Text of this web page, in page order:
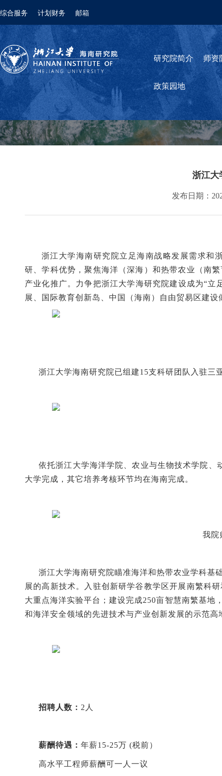
综合服务 计划财务 邮箱
研究院简介 师资
政策园地
浙江大
发布日期：
浙江大学海南研究院立足海南战略发展需求和
研、学科优势，聚焦海洋（深海）和热带农业（南
产业化推广。力争把浙江大学海研究院建设成为“
展、国际教育创新岛、中国（海南）自由贸易区建
浙江大学海南研究院已组建15支科研团队入驻三
依托浙江大学海洋学院、农业与生物技术学院、
大学完成，其它培养考核环节均在海南完成。
我院
浙江大学海南研究院瞄准海洋和热带农业学科基
展的高新技术。入驻创新研学谷教学区开展南繁科
大重点海洋实验平台；建设完成250亩智慧南繁基
和海洋安全领域的先进技术与产业创新发展的示范高
招聘人数： 2人
薪酬待遇 ： 年薪15-25万 (税前）
高水平工程师薪酬可一人一议